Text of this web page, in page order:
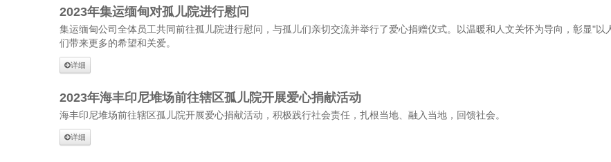
2023年集运缅甸对孤儿院进行慰问
集运缅甸公司全体员工共同前往孤儿院进行慰问，与孤儿们亲切交流并举行了爱心捐赠仪式。以温暖和人文关怀为导向，彰显"以
们带来更多的希望和关爱。
详细
2023年海丰印尼堆场前往辖区孤儿院开展爱心捐献活动
海丰印尼堆场前往辖区孤儿院开展爱心捐献活动，积极践行社会责任，扎根当地、融入当地，回馈社会。
详细